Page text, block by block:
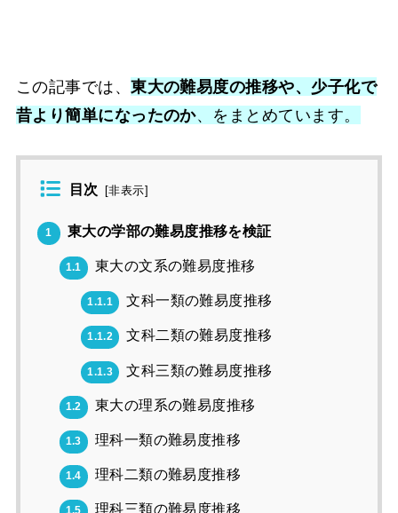
この記事では、東大の難易度の推移や、少子化で
昔より簡単になったのか、をまとめています。
目次 [非表示]
1 東大の学部の難易度推移を検証
1.1 東大の文系の難易度推移
1.1.1 文科一類の難易度推移
1.1.2 文科二類の難易度推移
1.1.3 文科三類の難易度推移
1.2 東大の理系の難易度推移
1.3 理科一類の難易度推移
1.4 理科二類の難易度推移
理科三類の難易度推移